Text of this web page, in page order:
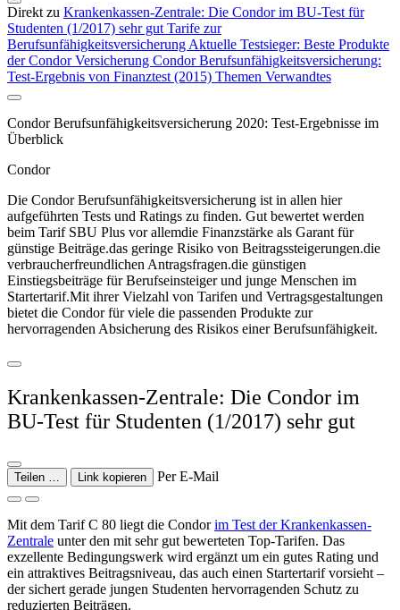
Direkt zu Krankenkassen-Zentrale: Die Condor im BU-Test für
Studenten (1/2017) sehr gut Tarife zur
Berufsunfähigkeitsversicherung Aktuelle Testsieger: Beste Produkte
der Condor Versicherung Condor Berufsunfähigkeitsversicherung:
Test-Ergebnis von Finanztest (2015) Themen Verwandtes
Condor Berufsunfähigkeitsversicherung 2020: Test-Ergebnisse im
Überblick
Condor
Die Condor Berufsunfähigkeitsversicherung ist in allen hier
aufgeführten Tests und Ratings zu finden. Gut bewertet werden
beim Tarif SBU Plus vor allemdie Finanzstärke als Garant für
günstige Beiträge.das geringe Risiko von Beitragssteigerungen.die
verbraucherfreundlichen Antragsfragen.die günstigen
Einstiegsbeiträge für Berufseinsteiger und junge Menschen im
Startertarif.Mit ihrer Vielzahl von Tarifen und Vertragsgestaltungen
bietet die Condor für viele die passenden Produkte zur
hervorragenden Absicherung des Risikos einer Berufsunfähigkeit.
Krankenkassen-Zentrale: Die Condor im
BU-Test für Studenten (1/2017) sehr gut
Teilen … Link kopieren Per E-Mail
Mit dem Tarif C 80 liegt die Condorim Test der Krankenkassen-
Zentrale unter den mit sehr gut bewerteten Top-Tarifen. Das
exzellente Bedingungswerk wird ergänzt um ein gutes Rating und
ein attraktives Beitragsniveau, das auch einen Startertarif vorsieht –
der sichert gerade jungen Studenten hervorragenden Schutz zu
reduzierten Beiträgen.